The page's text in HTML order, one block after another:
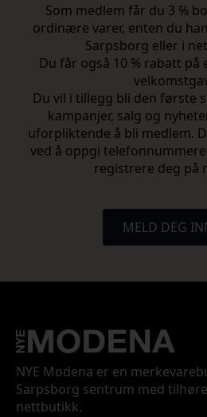
Som medlem får du 3 %
ordinære varer, enten du
Sarpsborg eller i
Du får også 10 % rabatt på
Du vil i tillegg bli den første
kampanjer, salg og
uforpliktende å bli medlem.
ved å oppgi
registrere deg på
MELD DEG
NYE Modena er en
Sarpsborg sentrum med
nettbutikk.